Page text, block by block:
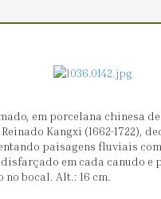
em porcelana chinesa
Kangxi (1662-1722),
paisagens fluviais
em cada canudo e
no bocal. Alt.: 16 cm.